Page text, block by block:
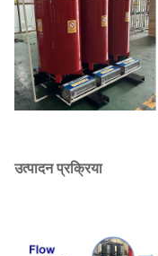
उत्पादन प्रक्रिया